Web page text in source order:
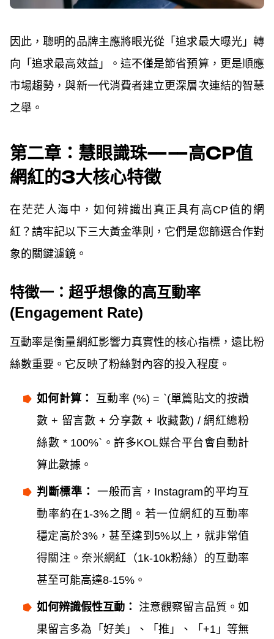
因此，聰明的品牌主應將眼光從「追求最大曝光」轉
向「追求最高效益」。這不僅是節省預算，更是順應
市場趨勢，與新一代消費者建立更深層次連結的智慧
之舉。
第二章：慧眼識珠——高CP值
網紅的3大核心特徵
在茫茫人海中，如何辨識出真正具有高CP值的網
紅？請牢記以下三大黃金準則，它們是您篩選合作對
象的關鍵濾鏡。
特徵一：超乎想像的高互動率
(Engagement Rate)
互動率是衡量網紅影響力真實性的核心指標，遠比粉
絲數重要。它反映了粉絲對內容的投入程度。
如何計算：
互動率 (%) = `(單篇貼文的按讚
數 + 留言數 + 分享數 + 收藏數) / 網紅總粉
絲數 * 100%`。許多KOL媒合平台會自動計
算此數據。
判斷標準：
一般而言，Instagram的平均互
動率約在1-3%之間。若一位網紅的互動率
穩定高於3%，甚至達到5%以上，就非常值
得關注。奈米網紅（1k-10k粉絲）的互動率
甚至可能高達8-15%。
如何辨識假性互動：
注意觀察留言品質。如
果留言多為「好美」、「推」、「+1」等無